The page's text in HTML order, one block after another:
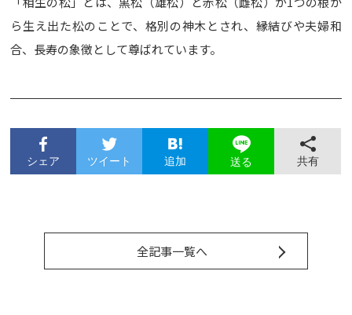
ら生え出た松のことで、格別の神木とされ、縁結びや夫婦和
合、長寿の象徴として尊ばれています。
シェア ツイート 追加 送る 共有
全記事一覧へ